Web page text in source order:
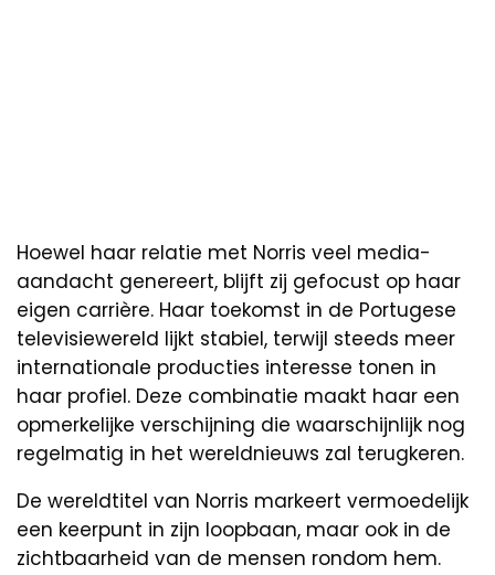
Hoewel haar relatie met Norris veel media-
aandacht genereert, blijft zij gefocust op haar
eigen carrière. Haar toekomst in de Portugese
televisiewereld lijkt stabiel, terwijl steeds meer
internationale producties interesse tonen in
haar profiel. Deze combinatie maakt haar een
opmerkelijke verschijning die waarschijnlijk nog
regelmatig in het wereldnieuws zal terugkeren.
De wereldtitel van Norris markeert vermoedelijk
een keerpunt in zijn loopbaan, maar ook in de
zichtbaarheid van de mensen rondom hem.